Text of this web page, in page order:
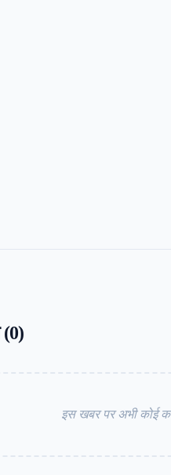
(0)
इस खबर पर अभी कोई